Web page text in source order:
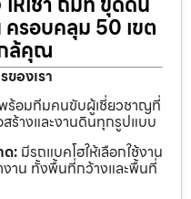
รอบคลุม 50 เขต
ล้คุณ
ของเรา
ร้อมทีมคนขับผู้เชี่ยวชาญที่
ร้างและงานดินทุกรูปแบบ
ด: มีรถแบคโฮให้เลือกใช้งาน
งาน ทั้งพื้นที่กว้างและพื้นที่